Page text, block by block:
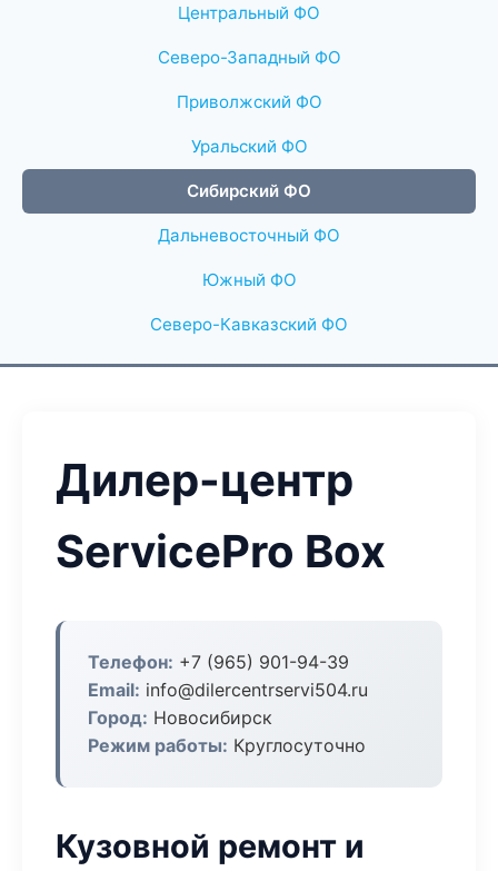
Центральный ФО
Северо-Западный ФО
Приволжский ФО
Уральский ФО
Сибирский ФО
Дальневосточный ФО
Южный ФО
Северо-Кавказский ФО
Дилер-центр
ServicePro Box
Телефон: +7 (965) 901-94-39
Email: info@dilercentrservi504.ru
Город: Новосибирск
Режим работы: Круглосуточно
Кузовной ремонт и